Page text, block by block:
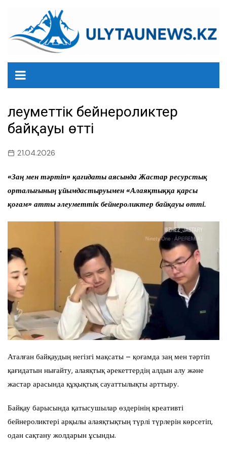
содержанию
Әлеуметтік бейнероликтер
байқауы өтті
21.04.2026
«Заң мен тәртіп» қағидаты аясында Жастар ресурстық
орталығының ұйымдастыруымен «Алаяқтыққа қарсы
қоғам» атты әлеуметтік бейнероликтер байқауы өтті.
Аталған байқаудың негізгі мақсаты – қоғамда заң мен тәртіп
қағидатын нығайту, алаяқтық әрекеттердің алдын алу және
жастар арасында құқықтық сауаттылықты арттыру.
Байқау барысында қатысушылар өздерінің креативті
бейнероликтері арқылы алаяқтықтың түрлі түрлерін көрсетіп,
одан сақтану жолдарын ұсынды.